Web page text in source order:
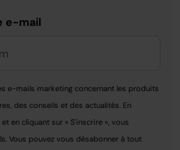
e-mail
e-mails marketing concernant les produits
des conseils et des actualités. En
en cliquant sur « S'inscrire », vous
Vous pouvez vous désabonner à tout